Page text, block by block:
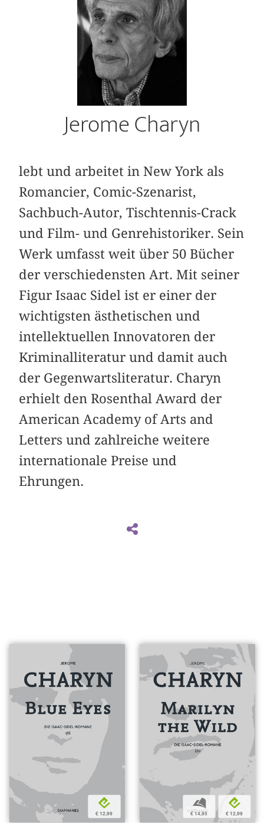
Jerome Charyn
lebt und arbeitet in New York als
Romancier, Comic-Szenarist,
Sachbuch-Autor, Tischtennis-Crack
und Film- und Genrehistoriker. Sein
Werk umfasst weit über 50 Bücher
der verschiedensten Art. Mit seiner
Figur Isaac Sidel ist er einer der
wichtigsten ästhetischen und
intellektuellen Innovatoren der
Kriminalliteratur und damit auch
der Gegenwartsliteratur. Charyn
erhielt den Rosenthal Award der
American Academy of Arts and
Letters und zahlreiche weitere
internationale Preise und
Ehrungen.
e
€ 12,99
b
€ 14,95
e
€ 12,99